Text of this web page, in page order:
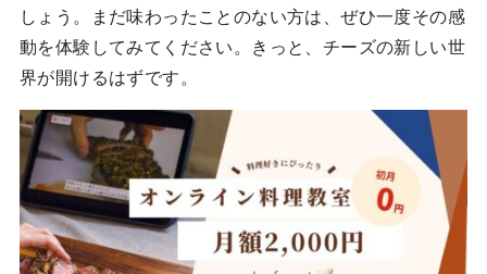
しょう。まだ味わったことのない方は、ぜひ一度その感
動を体験してみてください。きっと、チーズの新しい世
界が開けるはずです。